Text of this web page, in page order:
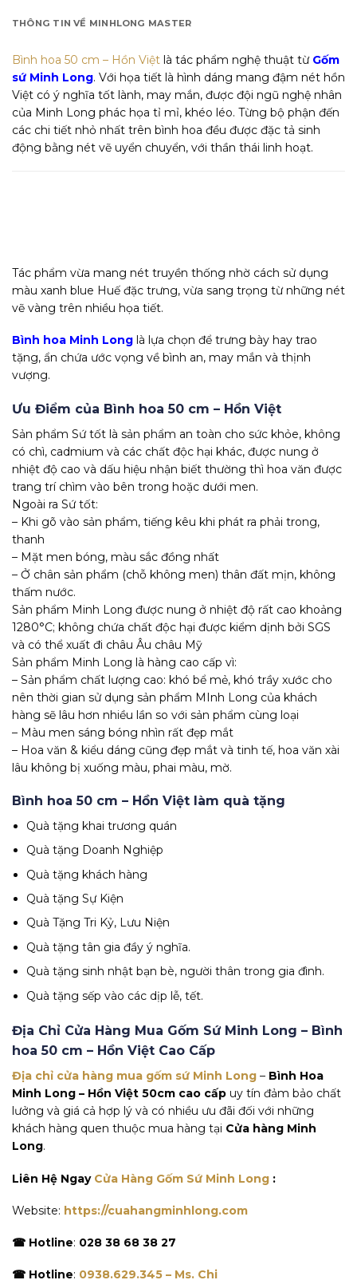
THÔNG TIN VỀ MINHLONG MASTER
Bình hoa 50 cm – Hồn Việt là tác phẩm nghệ thuật từ Gốm
sứ Minh Long. Với họa tiết là hình dáng mang đậm nét hồn
Việt có ý nghĩa tốt lành, may mắn, được đội ngũ nghệ nhân
của Minh Long phác họa tỉ mỉ, khéo léo. Từng bộ phận đến
các chi tiết nhỏ nhất trên bình hoa đều được đặc tả sinh
động bằng nét vẽ uyển chuyển, với thần thái linh hoạt.
Tác phẩm vừa mang nét truyền thống nhờ cách sử dụng
màu xanh blue Huế đặc trưng, vừa sang trọng từ những nét
vẽ vàng trên nhiều họa tiết.
Bình hoa Minh Long là lựa chọn để trưng bày hay trao
tặng, ẩn chứa ước vọng về bình an, may mắn và thịnh
vượng.
Ưu Điểm của Bình hoa 50 cm – Hồn Việt
Sản phẩm Sứ tốt là sản phẩm an toàn cho sức khỏe, không
có chì, cadmium và các chất độc hại khác, được nung ở
nhiệt độ cao và dấu hiệu nhận biết thường thì hoa văn được
trang trí chìm vào bên trong hoặc dưới men.
Ngoài ra Sứ tốt:
– Khi gõ vào sản phẩm, tiếng kêu khi phát ra phải trong,
thanh
– Mặt men bóng, màu sắc đồng nhất
– Ở chân sản phẩm (chỗ không men) thân đất mịn, không
thấm nước.
Sản phẩm Minh Long được nung ở nhiệt độ rất cao khoảng
1280°C; không chứa chất độc hại được kiểm dịnh bởi SGS
và có thể xuất đi châu Âu châu Mỹ
Sản phẩm Minh Long là hàng cao cấp vì:
– Sản phẩm chất lượng cao: khó bể mẻ, khó trầy xước cho
nên thời gian sử dụng sản phẩm MInh Long của khách
hàng sẽ lâu hơn nhiều lần so với sản phẩm cùng loại
– Màu men sáng bóng nhìn rất đẹp mắt
– Hoa văn & kiểu dáng cũng đẹp mắt và tinh tế, hoa văn xài
lâu không bị xuống màu, phai màu, mờ.
Bình hoa 50 cm – Hồn Việt làm quà tặng
Quà tặng khai trương quán
Quà tặng Doanh Nghiệp
Quà tặng khách hàng
Quà tặng Sự Kiện
Quà Tặng Tri Kỷ, Lưu Niện
Quà tặng tân gia đầy ý nghĩa.
Quà tặng sinh nhật bạn bè, người thân trong gia đình.
Quà tặng sếp vào các dịp lễ, tết.
Địa Chỉ Cửa Hàng Mua Gốm Sứ Minh Long – Bình
hoa 50 cm – Hồn Việt Cao Cấp
Địa chỉ cửa hàng mua gốm sứ Minh Long – Bình Hoa
Minh Long – Hồn Việt 50cm cao cấp uy tín đảm bảo chất
lưởng và giá cả hợp lý và có nhiều ưu đãi đối với những
khách hàng quen thuộc mua hàng tại Cửa hàng Minh
Long.
Liên Hệ Ngay Cửa Hàng Gốm Sứ Minh Long :
Website: https://cuahangminhlong.com
☎ Hotline: 028 38 68 38 27
☎ Hotline: 0938.629.345 – Ms. Chi